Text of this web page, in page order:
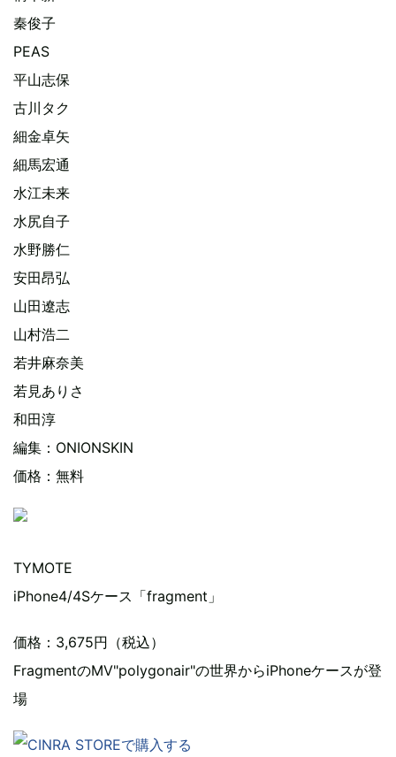
秦俊子
PEAS
平山志保
古川タク
細金卓矢
細馬宏通
水江未来
水尻自子
水野勝仁
安田昂弘
山田遼志
山村浩二
若井麻奈美
若見ありさ
和田淳
編集：ONIONSKIN
価格：無料
TYMOTE
iPhone4/4Sケース「fragment」
価格：3,675円（税込）
FragmentのMV"polygonair"の世界からiPhoneケースが登
場